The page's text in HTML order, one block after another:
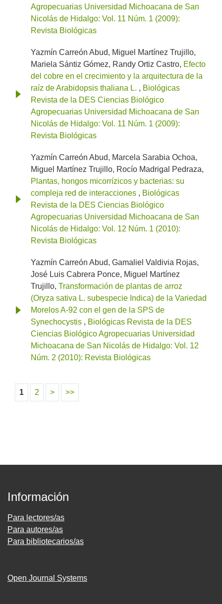
Agropecuarias Universidad Michoacana de San
Nicolás de Hidalgo: Vol. 11 Núm. 1 (2009):
Revista Biológicas
Yazmín Carreón Abud, Miguel Martínez Trujillo,
Mariela Sántiz Gómez, Randy Ortiz Castro, Efecto
del cobre en el crecimiento y la arquitectura de la
raíz de Arabidopsis thaliana L. , Biológicas
Revista de la DES Ciencias Biológico
Agropecuarias Universidad Michoacana de San
Nicolás de Hidalgo: Vol. 11 Núm. 1 (2009):
Revista Biológicas
Yazmín Carreón Abud, Marcela Sarabia Ochoa,
Miguel Martínez Trujillo, Rocío Madrigal Pedraza,
Plantas, hongos micorrízicos y bacterias: su
compleja red de interacciones , Biológicas
Revista de la DES Ciencias Biológico
Agropecuarias Universidad Michoacana de San
Nicolás de Hidalgo: Vol. 12 Núm. 1 (2010):
Revista Biológicas
Yazmín Carreón Abud, Gamaliel Valdivia Rojas,
José Luis Cabrera Ponce, Miguel Martínez
Trujillo, Transformación de plantas de arroz
(Oryza sativa L. subespecie Indica) de la Variedad
Morelos A-92 con el gen de la SPS de
Synechocystis , Biológicas Revista de la DES
Ciencias Biológico Agropecuarias Universidad
Michoacana de San Nicolás de Hidalgo: Vol. 12
Núm. 2 (2010): Revista Biológicas
1 2 > >>
Información
Para lectores/as
Para autores/as
Para bibliotecarios/as
Open Journal Systems